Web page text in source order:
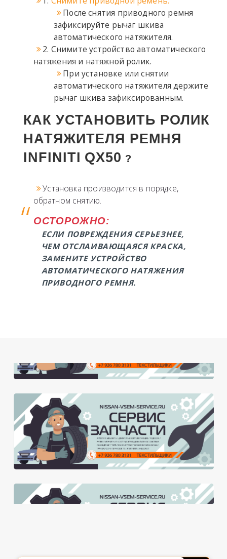
После снятия приводного ремня
зафиксируйте рычаг шкива
автоматического натяжителя.
2. Снимите устройство автоматического
натяжения и натяжной ролик.
При установке или снятии
автоматического натяжителя держите
рычаг шкива зафиксированным.
КАК УСТАНОВИТЬ РОЛИК
НАТЯЖИТЕЛЯ РЕМНЯ
INFINITI QX50 ?
Установка производится в порядке,
обратном снятию.
ОСТОРОЖНО:
ЕСЛИ ПОВРЕЖДЕНИЯ СЕРЬЕЗНЕЕ,
ЧЕМ ОТСЛАИВАЮЩАЯСЯ КРАСКА,
ЗАМЕНИТЕ УСТРОЙСТВО
АВТОМАТИЧЕСКОГО НАТЯЖЕНИЯ
ПРИВОДНОГО РЕМНЯ.